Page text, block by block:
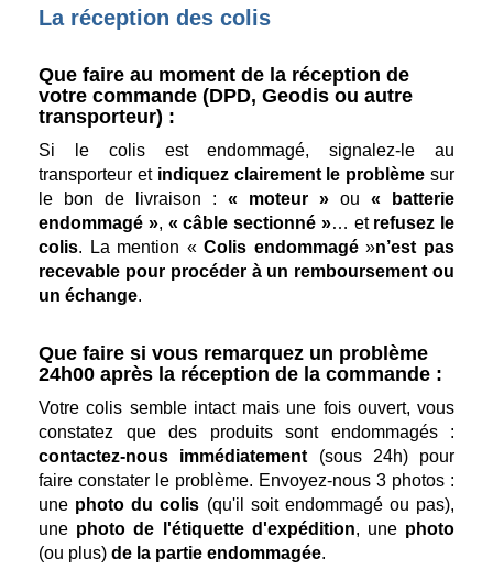
La réception des colis
Que faire au moment de la réception de
votre commande (DPD, Geodis ou autre
transporteur) :
Si le colis est endommagé, signalez-le au
transporteur et indiquez clairement le problème sur
le bon de livraison : « moteur » ou « batterie
endommagé », « câble sectionné »… et refusez le
colis. La mention «Colis endommagé»n’est pas
recevable pour procéder à un remboursement ou
un échange.
Que faire si vous remarquez un problème
24h00 après la réception de la commande :
Votre colis semble intact mais une fois ouvert, vous
constatez que des produits sont endommagés :
contactez-nous immédiatement (sous 24h) pour
faire constater le problème. Envoyez-nous 3 photos :
une photo du colis (qu'il soit endommagé ou pas),
une photo de l'étiquette d'expédition, une photo
(ou plus) de la partie endommagée.